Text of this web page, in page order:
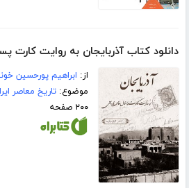
دانلود کتاب آذربایجان به روایت کارت‌
از: ابراهیم پورحسین
موضوع:تاریخ معاصر
۲۰۰ صفحه